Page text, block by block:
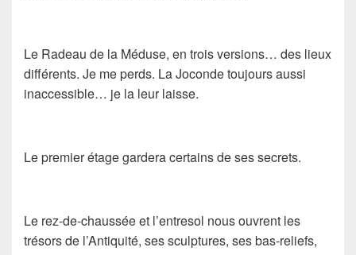
Le Radeau de la Méduse, en trois versions… des lieux
différents. Je me perds. La Jocondetoujours aussi
inaccessible… je la leur laisse.
Le premier étage gardera certains de ses secrets.
Le rez-de-chaussée et l’entresol nous ouvrent les
trésors de l’Antiquité, ses sculptures, ses bas-reliefs,